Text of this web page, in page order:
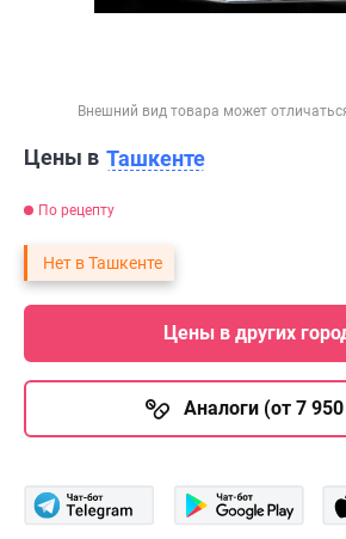
Внешний вид товара может
Цены в Ташкенте
По рецепту
Нет в Ташкенте
Цены в других
Аналоги (от 7